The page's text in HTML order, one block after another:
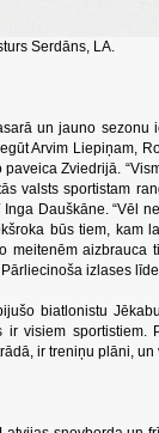
Serdāns, LA.
un jauno
Arvim Liepiņam,
Zviedrijā.
valsts sportistam
Dauškāne. “Vēl
būs tiem, kam
meitenēm
izlases
biatlonistu
ir visiem
ir treniņu plāni, un